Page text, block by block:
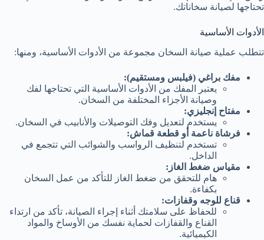
تحتاجها لصيانة سخاناتك.
الأدوات الأساسية
تتطلب عملية صيانة السخان مجموعة من الأدوات الأساسية، ومنها:
مفك براغي (فيلبس ومستقيم):
يعتبر المفك من الأدوات الأساسية التي تحتاجها لفك
وصيانة الأجزاء المختلفة من السخان.
مفتاح إنجليزي:
يستخدم لتعديل وفك التوصيلات والأنابيب في السخان.
فرشاة ناعمة أو قطعة قماش:
تستخدم لتنظيف الرواسب والشوائب التي تتجمع في
الداخل.
مقياس ضغط الغاز:
هام للتحقق من ضغط الغاز للتأكد من عمل السخان
بكفاءة.
قناع للوجه وقفازات:
للحفاظ على سلامتك أثناء إجراء الصيانة، تأكد من ارتداء
القناع والقفازات لحماية نفسك من الأوساخ والمواد
الكيميائية.